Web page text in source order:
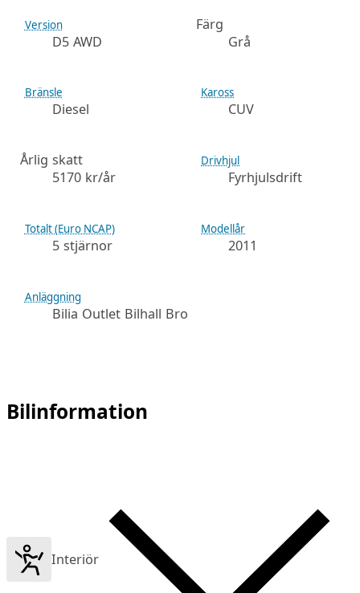
Version
D5 AWD
Färg
Grå
Bränsle
Diesel
Kaross
CUV
Årlig skatt
5170 kr/år
Drivhjul
Fyrhjulsdrift
Totalt (Euro NCAP)
5 stjärnor
Modellår
2011
Anläggning
Bilia Outlet Bilhall Bro
Bilinformation
Interiör